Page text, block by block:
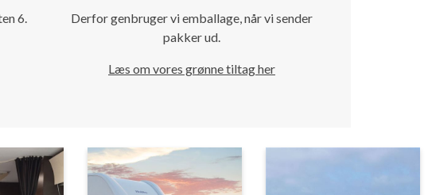
6.
Derfor genbruger vi emballage, når vi sender
pakker ud.
Læs om vores grønne tiltag her